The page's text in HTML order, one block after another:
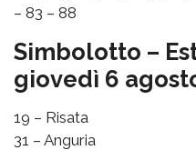
– 83 – 88
Simbolotto –
giovedì 6
19 – Risata
31 – Anguria